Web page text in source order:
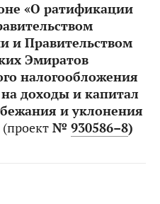
«О ратификации
и Правительством
Эмиратов
налогообложения
доходы и капитал
и уклонения
(проект № 930586–8)